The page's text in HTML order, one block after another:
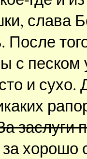
слава
После
с песком
и сухо.
заслуги
за хорошо